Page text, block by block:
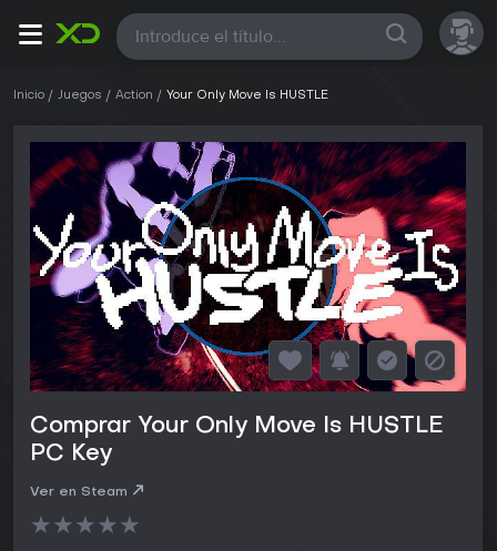
Todas
Inicio Juegos Action Your Only Move Is HUSTLE
Comprar Your Only Move Is HUSTLE
PC Key
Ver en Steam
★★★★★